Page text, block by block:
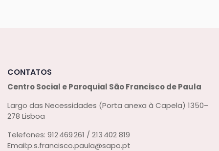
CONTATOS
Centro Social e Paroquial São Francisco de Paula
Largo das Necessidades (Porta anexa à Capela) 1350–
278 Lisboa
Telefones: 912 469 261 / 213 402 819
Email:p.s.francisco.paula@sapo.pt